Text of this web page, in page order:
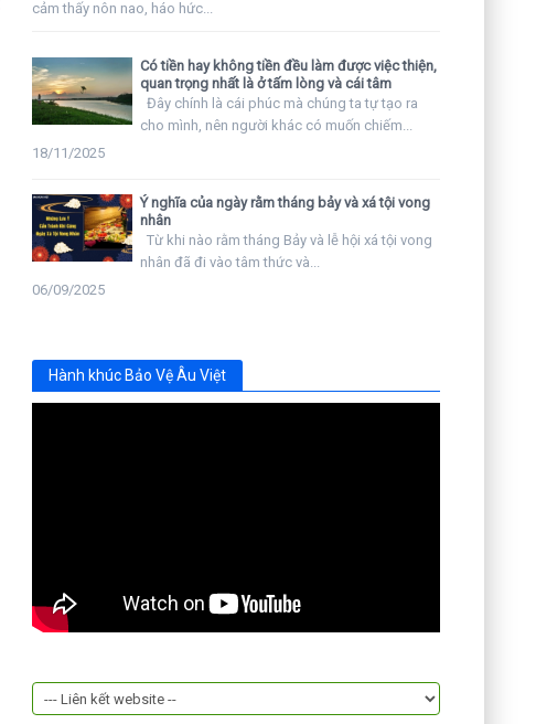
cảm thấy nôn nao, háo hức...
Có tiền hay không tiền đều làm được việc thiện,
quan trọng nhất là ở tấm lòng và cái tâm
Đây chính là cái phúc mà chúng ta tự tạo ra
cho mình, nên người khác có muốn chiếm...
18/11/2025
Ý nghĩa của ngày rằm tháng bảy và xá tội vong
nhân
Từ khi nào rằm tháng Bảy và lễ hội xá tội vong
nhân đã đi vào tâm thức và...
06/09/2025
Hành khúc Bảo Vệ Âu Việt